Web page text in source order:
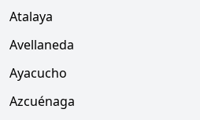
Atalaya
Avellaneda
Ayacucho
Azcuénaga